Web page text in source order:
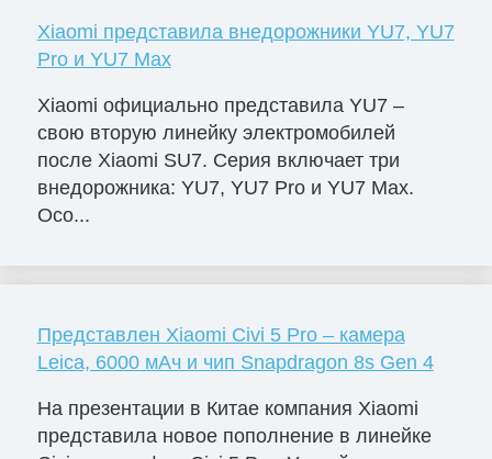
Xiaomi представила внедорожники YU7, YU7
Pro и YU7 Max
Xiaomi официально представила YU7 –
свою вторую линейку электромобилей
после Xiaomi SU7. Серия включает три
внедорожника: YU7, YU7 Pro и YU7 Max.
Осо...
Представлен Xiaomi Civi 5 Pro – камера
Leica, 6000 мАч и чип Snapdragon 8s Gen 4
На презентации в Китае компания Xiaomi
представила новое пополнение в линейке